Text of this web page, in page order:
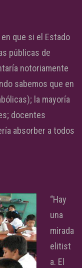
que si el Estado
públicas de
notoriamente
sabemos que en
la mayoría
docentes
absorber a todos
“Hay
una
mirada
elitist
a. El